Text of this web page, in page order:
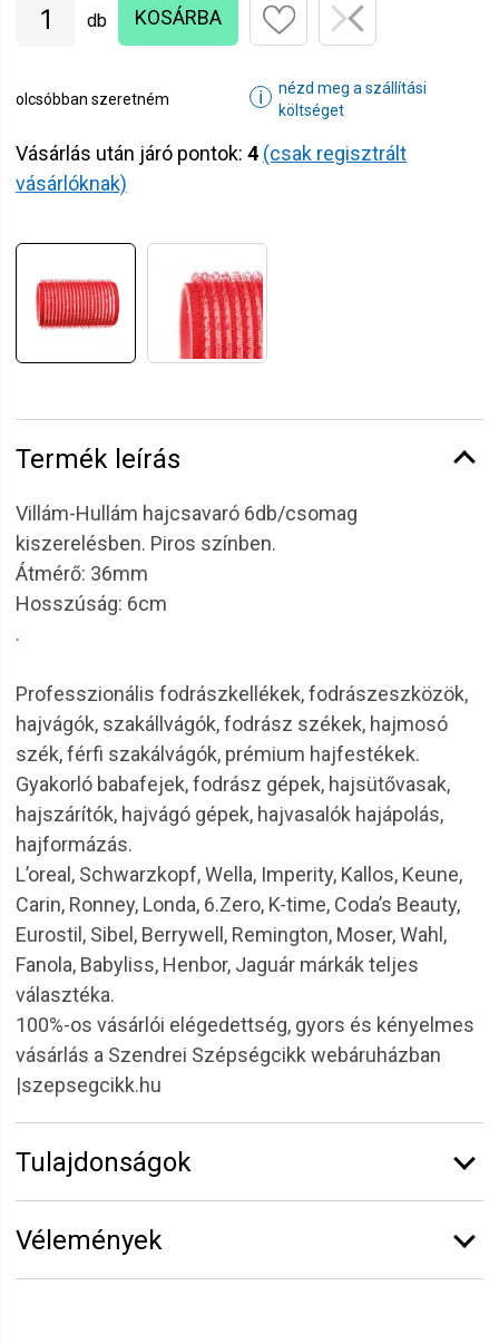
db KOSÁRBA
olcsóbban szeretném ℹ
nézd meg a szállítási
költséget
Vásárlás után járó pontok: 4 (csak regisztrált
vásárlóknak)
Termék leírás
Villám-Hullám hajcsavaró 6db/csomag
kiszerelésben. Piros színben.
Átmérő: 36mm
Hosszúság: 6cm
.
Professzionális fodrászkellékek, fodrászeszközök,
hajvágók, szakállvágók, fodrász székek, hajmosó
szék, férfi szakálvágók, prémium hajfestékek.
Gyakorló babafejek, fodrász gépek, hajsütővasak,
hajszárítók, hajvágó gépek, hajvasalók hajápolás,
hajformázás.
L’oreal, Schwarzkopf, Wella, Imperity, Kallos, Keune,
Carin, Ronney, Londa, 6.Zero, K-time, Coda’s Beauty,
Eurostil, Sibel, Berrywell, Remington, Moser, Wahl,
Fanola, Babyliss, Henbor, Jaguár márkák teljes
választéka.
100%-os vásárlói elégedettség, gyors és kényelmes
vásárlás a Szendrei Szépségcikk webáruházban
|szepsegcikk.hu
Tulajdonságok
Átmérő:
Vélemények